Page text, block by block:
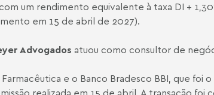
um rendimento equivalente à taxa DI +
em 15 de abril de 2027).
Advogados atuou como consultor de
Farmacêutica e o Banco Bradesco BBI, que foi
realizada em 15 de abril. A transação foi